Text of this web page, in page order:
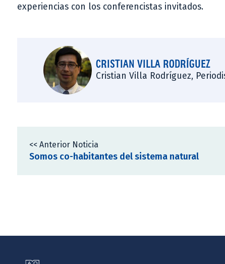
experiencias con los conferencistas invitados.
CRISTIAN VILLA RODRÍGUEZ
Cristian Villa Rodríguez,
<< Anterior Noticia
Somos co-habitantes del sistema natural